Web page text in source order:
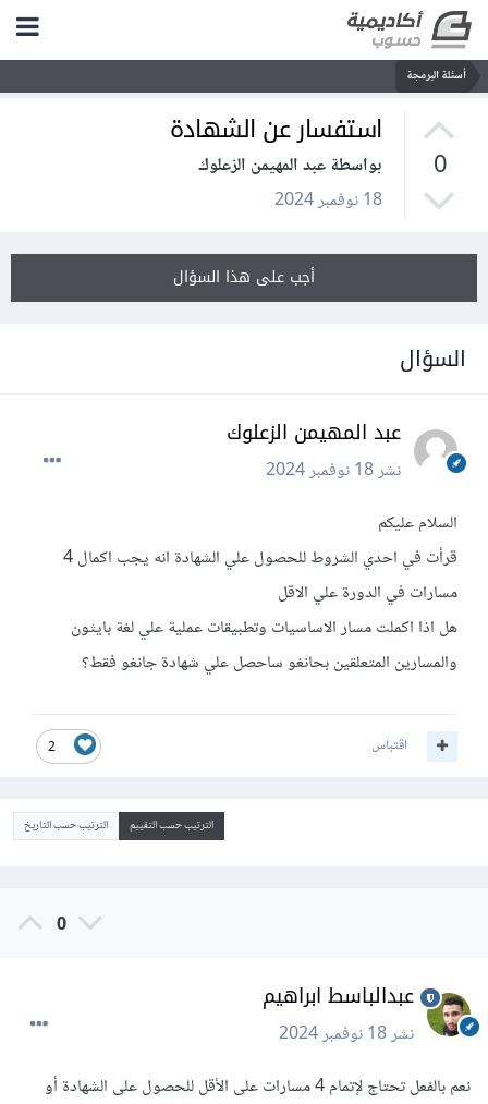
أسئلة البرمجة
0
استفسار عن الشهادة
بواسطة عبد المهيمن الزعلوك
18 نوفمبر 2024
أجب على هذا السؤال
السؤال
عبد المهيمن الزعلوك
نشر18 نوفمبر 2024
السلام عليكم
قرأت في احدي الشروط للحصول علي الشهادة انه يجب اكمال 4
مسارات في الدورة علي الاقل
هل اذا اكملت مسار الاساسيات وتطبيقات عملية علي لغة بايثون
والمسارين المتعلقين بحانغو ساحصل علي شهادة جانغو فقط؟
2 اقتباس
الترتيب حسب التقييم الترتيب حسب التاريخ
0
عبدالباسط ابراهيم
نشر18 نوفمبر 2024
نعم بالفعل تحتاج لإتمام 4 مسارات على الأقل للحصول على الشهادة أو